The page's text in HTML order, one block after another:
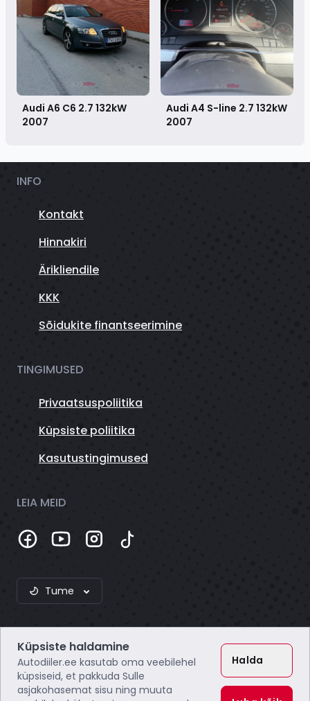
Audi A6 C6 2.7 132kW
2007
Audi A4 S-line 2.7 132kW
2007
INFO
Kontakt
Hinnakiri
Ärikliendile
KKK
Sõidukite finantseerimine
TINGIMUSED
Privaatsuspoliitika
Küpsiste poliitika
Kasutustingimused
LEIA MEID
Tume
Webzero OÜ
Küpsiste haldamine
Autodiiler.ee kasutab oma veebilehel
küpsiseid, et pakkuda Sulle
asjakohasemat sisu ning muuta
Halda